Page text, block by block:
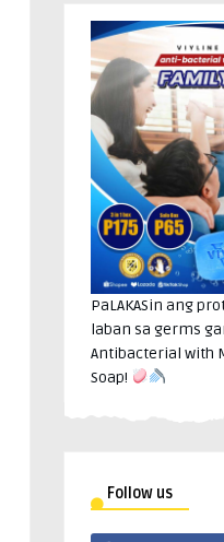
PaLAKASin ang
laban sa germs
Antibacterial with
Soap!
Follow us